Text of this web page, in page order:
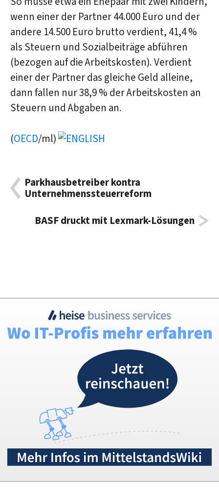
wenn einer der Partner 44.000 Euro und der
andere 14.500 Euro brutto verdient, 41,4 %
als Steuern und Sozialbeiträge abführen
(bezogen auf die Arbeitskosten). Verdient
einer der Partner das gleiche Geld alleine,
dann fallen nur 38,9 % der Arbeitskosten an
Steuern und Abgaben an.
(OECD/ml)
Parkhausbetreiber kontra
Unternehmenssteuerreform
BASF druckt mit Lexmark-Lösungen